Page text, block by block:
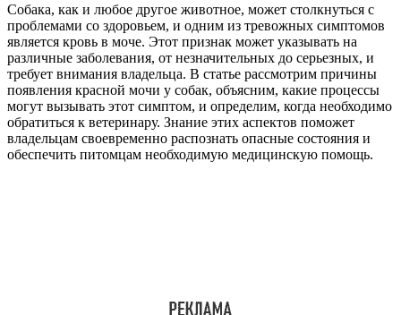
Собака, как и любое другое животное, может столкнуться с
проблемами со здоровьем, и одним из тревожных симптомов
является кровь в моче. Этот признак может указывать на
различные заболевания, от незначительных до серьезных, и
требует внимания владельца. В статье рассмотрим причины
появления красной мочи у собак, объясним, какие процессы
могут вызывать этот симптом, и определим, когда необходимо
обратиться к ветеринару. Знание этих аспектов поможет
владельцам своевременно распознать опасные состояния и
обеспечить питомцам необходимую медицинскую помощь.